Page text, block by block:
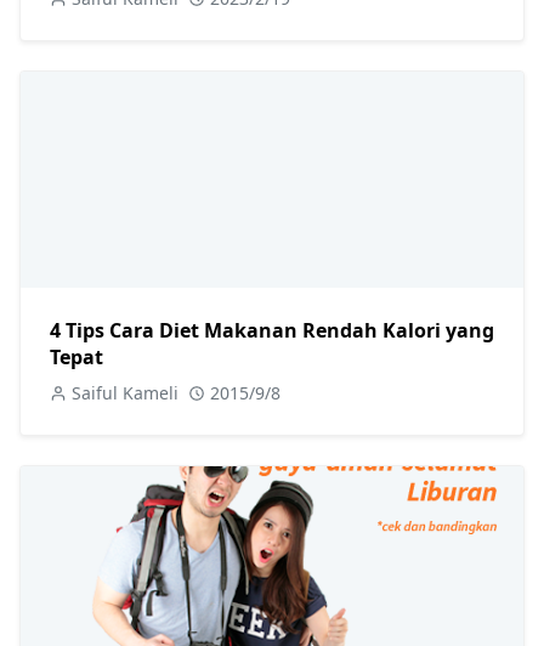
4 Tips Cara Diet Makanan Rendah Kalori yang
Tepat
Saiful Kameli 2015/9/8